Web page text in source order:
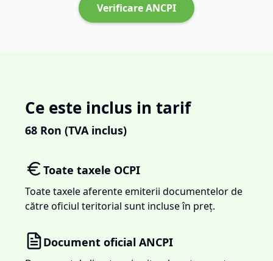
Verificare ANCPI
Ce este inclus in tarif
68 Ron (TVA inclus)
Toate taxele OCPI
Toate taxele aferente emiterii documentelor de
către oficiul teritorial sunt incluse în preț.
Document oficial ANCPI